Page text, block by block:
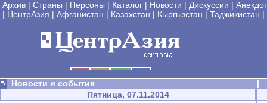
Архив | Страны | Персоны | Каталог | Новости | Дискуссии |
| ЦентрАзия | Афганистан | Казахстан | Кыргызстан | Таджикистан |
Новости и события
|
Пятница, 07.11.2014